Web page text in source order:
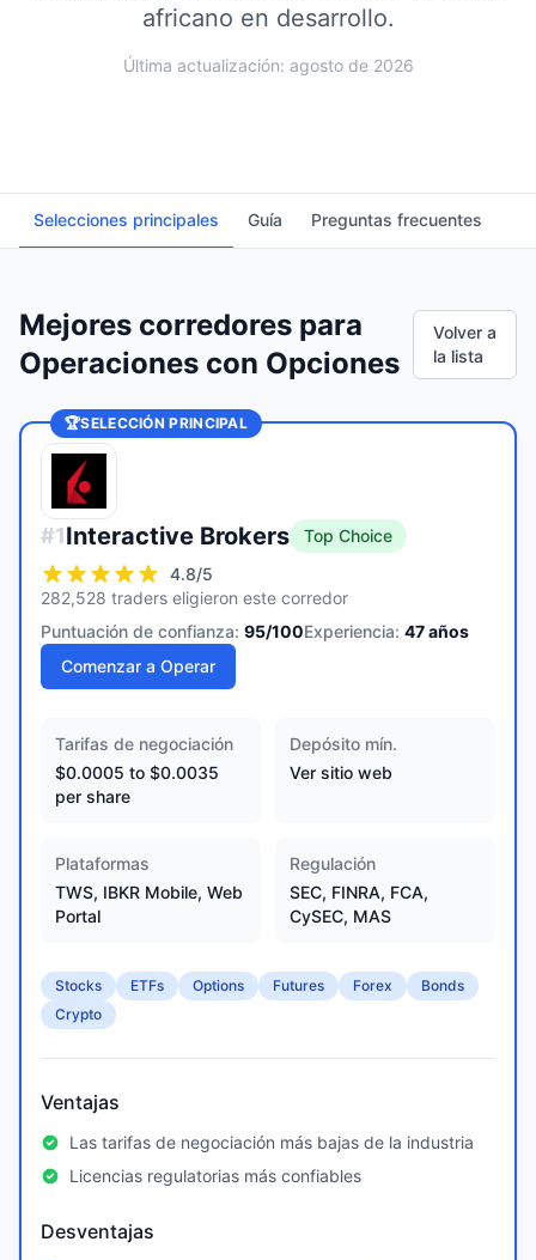
africano en desarrollo.
Última actualización: agosto de 2026
Selecciones principales Guía Preguntas frecuentes
Mejores corredores para
Operaciones con Opciones
Volver a
la lista
🏆SELECCIÓN PRINCIPAL
#1Interactive Brokers
Top Choice
4.8/5
282,528 traders eligieron este corredor
Puntuación de confianza: 95/100Experiencia: 47años
Comenzar a Operar
Tarifas de negociación
$0.0005 to $0.0035
per share
Depósito mín.
Ver sitio web
Plataformas
TWS, IBKR Mobile, Web
Portal
Regulación
SEC, FINRA, FCA,
CySEC, MAS
Stocks ETFs Options Futures Forex
Bonds
Crypto
Ventajas
Las tarifas de negociación más bajas de la industria
Licencias regulatorias más confiables
Desventajas